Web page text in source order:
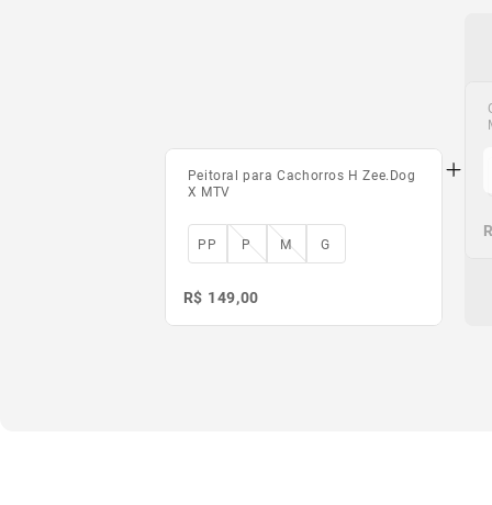
Peitoral para Cachorros H Zee.Dog
X MTV
PP P M G
R$ 149,00